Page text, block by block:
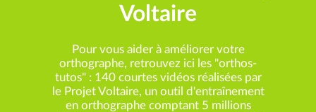
Voltaire
Pour vous aider à améliorer votre
orthographe, retrouvez ici les "orthos-
tutos" : 140 courtes vidéos réalisées par
le Projet Voltaire, un outil d'entraînement
en orthographe comptant 5 millions